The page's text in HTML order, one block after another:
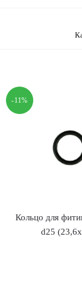
-11%
Кольцо для
d25